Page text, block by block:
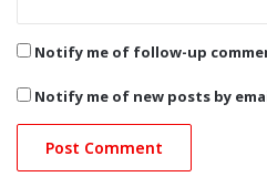
Notify me of follow-up
Notify me of new posts by